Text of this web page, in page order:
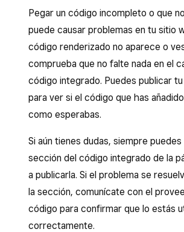
Pegar un código incompleto o que
puede causar problemas en tu sitio
código renderizado no aparece o
comprueba que no falte nada en el
código integrado. Puedes publicar
para ver si el código que has
como esperabas.
Si aún tienes dudas, siempre puedes
sección del código integrado de la
a publicarla. Si el problema se
la sección, comunícate con el
código para confirmar que lo estás
correctamente.